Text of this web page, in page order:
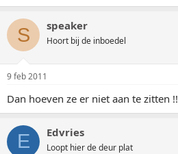
S speaker
Hoort bij de inboedel
9 feb 2011
Dan hoeven ze er niet aan te zitten !!
E Edvries
Loopt hier de deur plat